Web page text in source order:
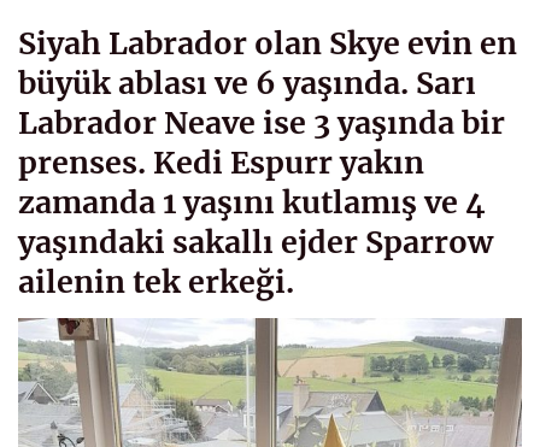
Siyah Labrador olan Skye evin en
büyük ablası ve 6 yaşında. Sarı
Labrador Neave ise 3 yaşında bir
prenses. Kedi Espurr yakın
zamanda 1 yaşını kutlamış ve 4
yaşındaki sakallı ejder Sparrow
ailenin tek erkeği.